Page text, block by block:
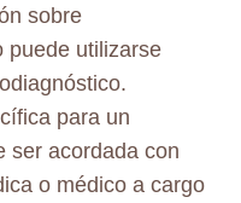
sobre
puede utilizarse
para un
ser acordada con
o médico a cargo